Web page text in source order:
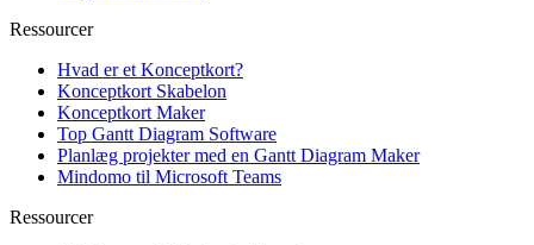
Ressourcer
Hvad er et Konceptkort?
Konceptkort Skabelon
Konceptkort Maker
Top Gantt Diagram Software
Planlæg projekter med en Gantt Diagram Maker
Mindomo til Microsoft Teams
Ressourcer